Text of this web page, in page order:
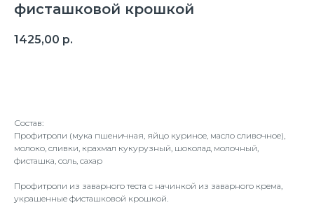
фисташковой крошкой
1425,00 р.
Состав:
Профитроли (мука пшеничная, яйцо куриное, масло сливочное),
молоко, сливки, крахмал кукурузный, шоколад молочный,
фисташка, соль, сахар
Профитроли из заварного теста с начинкой из заварного крема,
украшенные фисташковой крошкой.